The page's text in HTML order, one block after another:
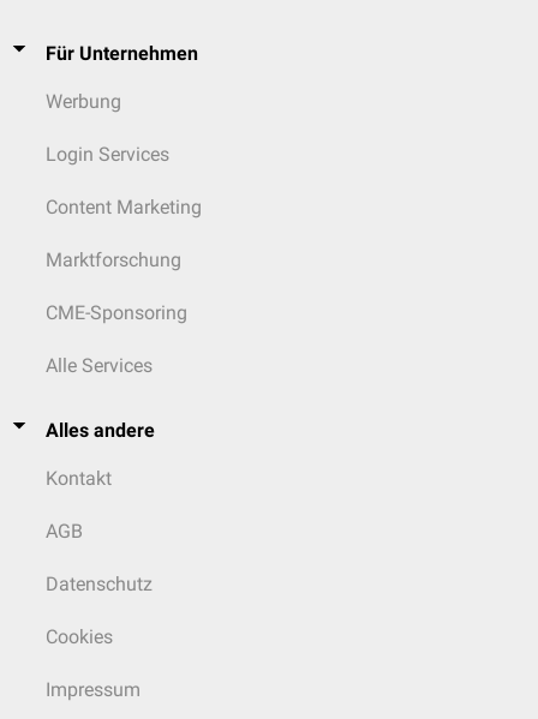
Für Unternehmen
Werbung
Login Services
Content Marketing
Marktforschung
CME-Sponsoring
Alle Services
Alles andere
Kontakt
AGB
Datenschutz
Cookies
Impressum